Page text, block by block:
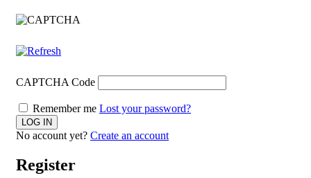
CAPTCHA Code
Remember me Lost your password?
No account yet? Create an account
Register